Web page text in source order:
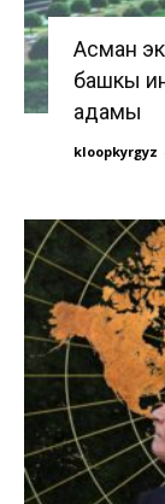
Асман
башкы
адамы
kloopkyrgyz